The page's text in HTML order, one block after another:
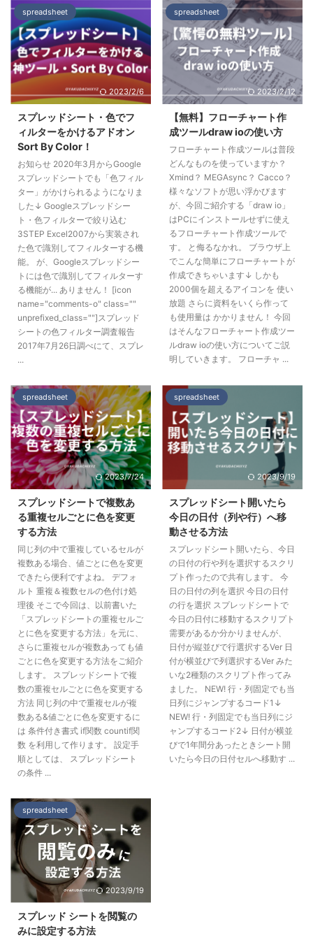
spreadsheet
2023/2/6
スプレッドシート・色でフ
ィルターをかけるアドオン
Sort By Color！
お知らせ 2020年3月からGoogle
スプレッドシートでも「色フィル
ター」がかけられるようになりま
した↓ Googleスプレッドシー
ト・色フィルターで絞り込む
3STEP Excel2007から実装され
た色で識別してフィルターする機
能。 が、Googleスプレッドシー
トには色で識別してフィルターす
る機能が... ありません！ [icon
name="comments-o" class=""
unprefixed_class=""]スプレッド
シートの色フィルター調査報告
2017年7月26日調べにて、スプレ
...
spreadsheet
2023/2/12
【無料】フローチャート作
成ツールdraw ioの使い方
フローチャート作成ツールは普段
どんなものを使っていますか？
Xmind？ MEGAsync？ Cacco？
様々なソフトが思い浮かびます
が、今回ご紹介する「draw io」
はPCにインストールせずに使え
るフローチャート作成ツールで
す。 と侮るなかれ。 ブラウザ上
でこんな簡単にフローチャートが
作成できちゃいます↓ しかも
2000個を超えるアイコンを 使い
放題 さらに資料をいくら作って
も使用量は かかりません！ 今回
はそんなフローチャート作成ツー
ルdraw ioの使い方についてご説
明していきます。 フローチャ ...
spreadsheet
2023/7/24
スプレッドシートで複数あ
る重複セルごとに色を変更
する方法
同じ列の中で重複しているセルが
複数ある場合、値ごとに色を変更
できたら便利ですよね。 デフォ
ルト 重複＆複数セルの色付け処
理後 そこで今回は、以前書いた
「スプレッドシートの重複セルご
とに色を変更する方法」を元に、
さらに重複セルが複数あっても値
ごとに色を変更する方法をご紹介
します。 スプレッドシートで複
数の重複セルごとに色を変更する
方法 同じ列の中で重複セルが複
数ある&値ごとに色を変更するに
は 条件付き書式 if関数 countif関
数 を利用して作ります。 設定手
順としては、 スプレッドシート
の条件 ...
spreadsheet
2023/9/19
スプレッドシート開いたら
今日の日付（列や行）へ移
動させる方法
スプレッドシート開いたら、今日
の日付の行や列を選択するスクリ
プト作ったので共有します。 今
日の日付の列を選択 今日の日付
の行を選択 スプレッドシートで
今日の日付に移動するスクリプト
需要があるか分かりませんが、
日付が縦並びで行選択するVer 日
付が横並びで列選択するVer みた
いな2種類のスクリプト作ってみ
ました。 NEW! 行・列固定でも当
日列にジャンプするコード1↓
NEW! 行・列固定でも当日列にジ
ャンプするコード2↓ 日付が横並
びで1年間分あったときシート開
いたら今日の日付セルへ移動す ...
spreadsheet
2023/9/19
スプレッド シートを閲覧の
みに設定する方法